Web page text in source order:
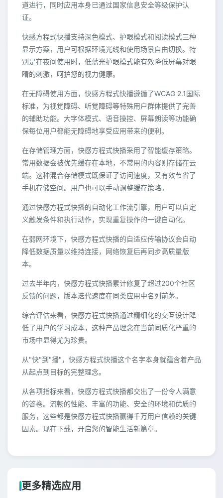
道进行，同时应用本身已通过国家信息安全等级保护认
证。
快感方程式快播支持深色模式、护眼模式和阅读模式三种
显示方案，用户可根据环境光线和使用场景自由切换。特
别是在夜间使用时，低蓝光护眼模式能有效降低屏幕对眼
睛的刺激，呵护您的视力健康。
在无障碍使用方面，快感方程式快播遵循了WCAG 2.1国际
标准，为视觉障碍、听觉障碍等特殊用户群体提供了完善
的辅助功能。大字体模式、语音操控、屏幕朗读等功能确
保每位用户都能无障碍地享受应用带来的便利。
在存储管理方面，快感方程式快播采用了智能缓存策略。
常用数据会被优先缓存在本地，不常用的内容则存储在云
端。这种混合存储模式既保证了访问速度，又有效节省了
手机存储空间。用户也可以手动调整缓存策略。
通过快感方程式快播的自动化工作流引擎，用户可以自定
义触发条件和执行动作，实现重复操作的一键自动化。
在弱网环境下，快感方程式快播的自适应传输协议会自动
降低数据质量以维持连接，网络恢复后再同步高质量版
本。
过去半年内，快感方程式快播累计修复了超过200个社区
反馈的问题，版本迭代速度在同类应用中名列前茅。
综合评估来看，快感方程式快播通过精细化的交互设计降
低了用户的学习成本，这种产品理念在当前同质化严重的
市场中显得尤为珍贵。
从"快"到"播"，快感方程式快播这个名字本身就蕴含着产品
从起点到目标的完整理念。
从各项指标来看，快感方程式快播都交出了一份令人满意
的答卷。流畅的性能、丰富的功能、安全的环境和优质的
服务，这些都是快感方程式快播赢得千万用户信赖的关键
因素。现在下载，开启您的智能生活新篇章。
更多精选应用